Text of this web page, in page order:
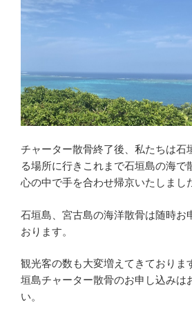
チャーター散骨終了後、私たちは石
る場所に行きこれまで石垣島の海で
心の中で手を合わせ帰京いたしまし
石垣島、宮古島の海洋散骨は随時お
おります。
観光客の数も大変増えてきておりま
垣島チャーター散骨のお申し込みは
い。